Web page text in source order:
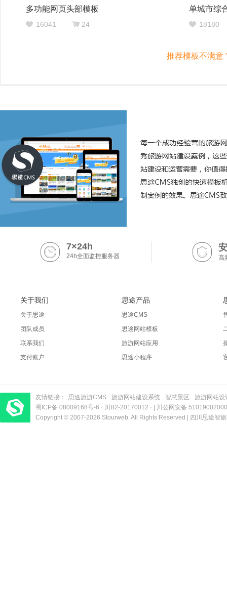
多功能网页头部模板
16041 24
单城市综
18180
推荐模板不满意
7×24h
24h全面监控服务器 高
关于我们
关于思途
团队成员
联系我们
支付账户
思途产品
思途CMS
思途网站模板
旅游网站应用
思途小程序
友情链接： 思途旅游CMS 旅游网站建设系统 智慧景区
旅游网站设
梦旅程酒店管理系统
​| 运营支持：创旅云营销​
蜀ICP备 08009168号-6 · 川B2-20170012 · |
川公网安备
Copyright © 2007-2026 Stourweb. All Rights Reserved | 四川思途智